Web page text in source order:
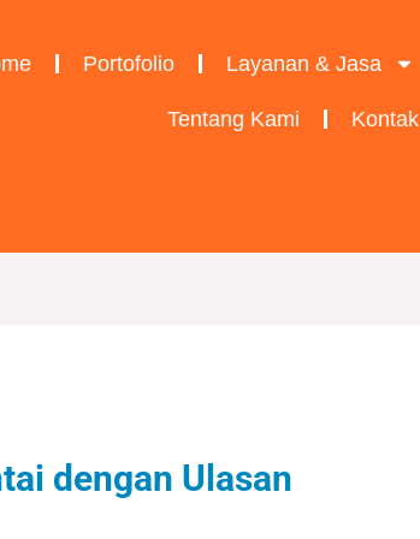
Portofolio Layanan & Jasa
Tentang Kami Kontak
dengan Ulasan